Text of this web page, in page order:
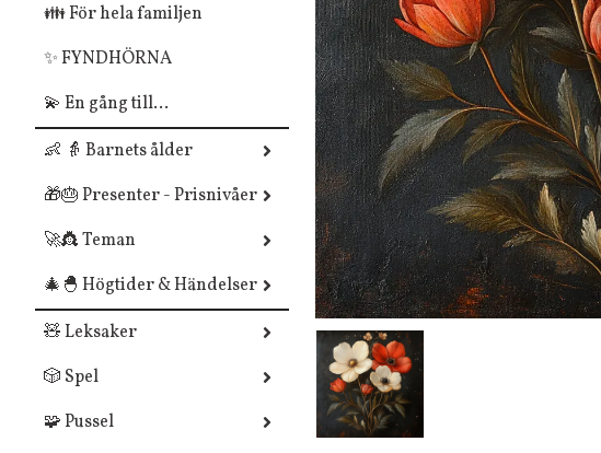
👪 För hela familjen
✨ FYNDHÖRNA
💫 En gång till...
👶 👵 Barnets ålder
🎁🎂 Presenter - Prisnivåer
🚀👸 Teman
🎄🐣 Högtider & Händelser
🧸 Leksaker
🎲 Spel
🧩 Pussel